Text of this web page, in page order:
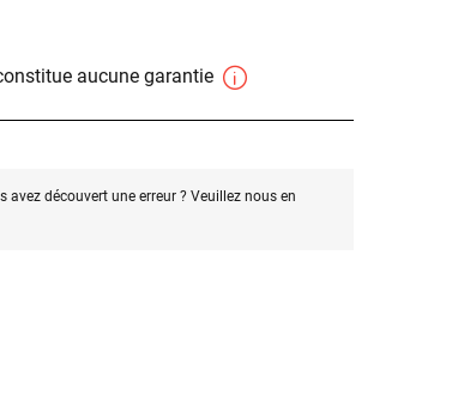
aucune garantie
avez découvert une erreur ? Veuillez nous en